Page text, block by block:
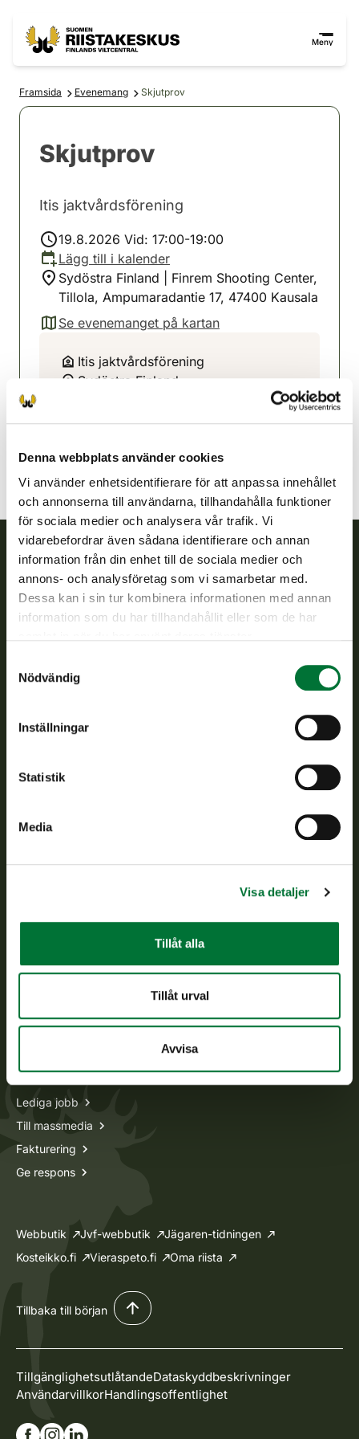
Denna webbplats använder cookies
Vi använder enhetsidentifierare för att anpassa innehållet
och annonserna till användarna, tillhandahålla funktioner
för sociala medier och analysera vår trafik. Vi
vidarebefordrar även sådana identifierare och annan
information från din enhet till de sociala medier och
annons- och analysföretag som vi samarbetar med.
Dessa kan i sin tur kombinera informationen med annan
information som du har tillhandahållit eller som de har
Nödvändig
Inställningar
Statistik
Media
Visa detaljer
Tillåt alla
Tillåt urval
Avvisa
Meny
Framsida Evenemang Skjutprov
Skjutprov
Itis jaktvårdsförening
19.8.2026 Vid: 17:00-19:00
Lägg till i kalender
Sydöstra Finland | Finrem Shooting Center,
Tillola, Ampumaradantie 17, 47400 Kausala
Se evenemanget på kartan
(avautuu uuteen välilehteen)
Itis jaktvårdsförening
Sydöstra Finland
Finlands viltcentral
Finlands viltcentral främjar en hållbar vilthushållning, stöder
Vardagar kl. 9–15
asiakaspalvelu@riista.fi
Oma riista -tjänsten
Ansökan om licenser och dispenser
Information om oss
Lediga jobb
Till massmedia
Fakturering
Ge respons
Webbutik Jvf-webbutik
Jägaren-tidningen
Kosteikko.fi
Vieraspeto.fi Oma riista
Tillbaka till början
TillgänglighetsutlåtandeDataskyddbeskrivninger
AnvändarvillkorHandlingsoffentlighet